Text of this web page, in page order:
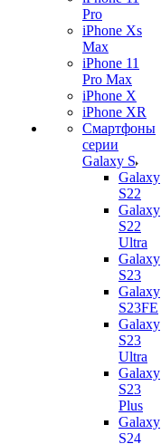
Pro
iPhone Xs
Max
iPhone 11
Pro Max
iPhone X
iPhone XR
Смартфоны
серии
Galaxy S
Galaxy
S22
Galaxy
S22
Ultra
Galaxy
S23
Galaxy
S23FE
Galaxy
S23
Ultra
Galaxy
S23
Plus
Galaxy
S24